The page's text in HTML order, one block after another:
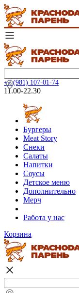
+7 (981) 107-01-74
11.00-22.30
Бургеры
Meat Story
Снеки
Салаты
Напитки
Соусы
Детское меню
Дополнительно
Мерч
Работа у нас
Корзина